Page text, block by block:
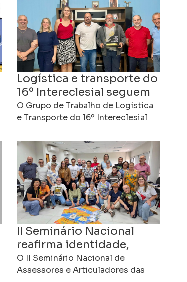
preparativos do 16º
Logística e transporte do
16º Intereclesial seguem
em organização em
Cachoeiro
O Grupo de Trabalho de Logística
e Transporte do 16º Intereclesial
Base realizou mais uma reunião de
planejamento, dando continuidade
II Seminário Nacional
reafirma identidade,
missão e desafios das
CEBs no Brasil
O II Seminário Nacional de
Assessores e Articuladores das